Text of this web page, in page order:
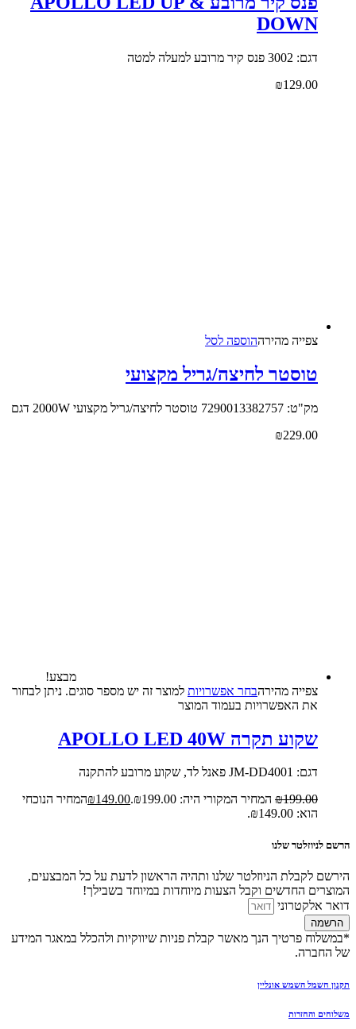
DOWN
דגם: 3002 פנס קיר מרובע למעלה למטה
₪129.00
צפייה‬ ‫מהירה‬הוספה לסל
טוסטר לחיצה/גריל מקצועי
מק"ט: 7290013382757 טוסטר לחיצה/גריל מקצועי 2000W דגם
₪229.00
מבצע!
צפייה‬ ‫מהירה‬בחר אפשרויות למוצר זה יש מספר סוגים. ניתן לבחור
את האפשרויות בעמוד המוצר
שקוע תקרה APOLLO LED 40W
דגם: JM-DD4001 פאנל לד, שקוע מרובע להתקנה
₪199.00 המחיר המקורי היה: ₪199.00. ₪149.00
המחיר הנוכחי
הוא: ₪149.00.
הרשם לניוזלטר שלנו
הירשם לקבלת הניוזלטר שלנו ותהיה הראשון לדעת על כל המבצעים,
המוצרים החדשים וקבל הצעות מיוחדות במיוחד בשבילך!
דואר אלקטרוני
הרשמה
*במשלוח פרטיך הנך מאשר קבלת פניות שיווקיות ולהכלל במאגר המידע
של החברה.
תקנון חשמל השמש אונליין
משלוחים והחזרות